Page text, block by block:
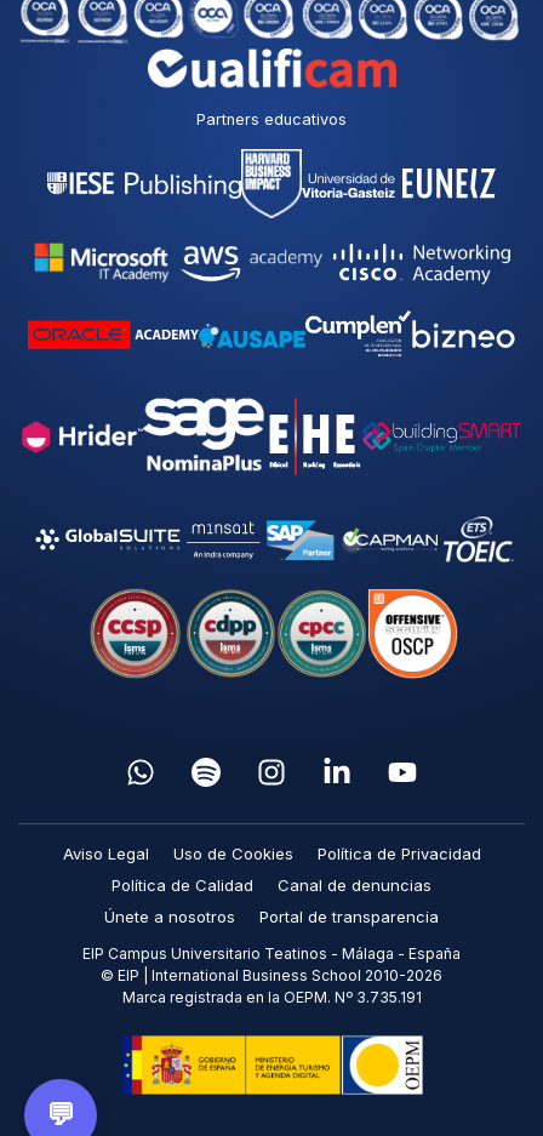
Partners educativos
Aviso Legal Uso de Cookies
Política de Privacidad
Política de Calidad
Canal de denuncias
Únete a nosotros
Portal de transparencia
EIP Campus Universitario Teatinos - Málaga - España
© EIP | International Business School 2010-2026
Marca registrada en la OEPM. Nº 3.735.191
💬